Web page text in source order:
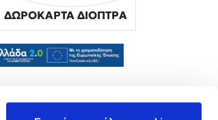
ΔΩΡΟΚΑΡΤΑ ΔΙΟΠΤΡΑ